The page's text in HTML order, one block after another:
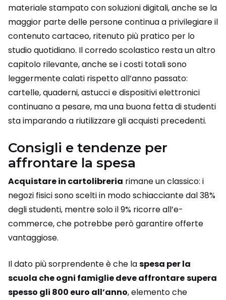
materiale stampato con soluzioni digitali, anche se la
maggior parte delle persone continua a privilegiare il
contenuto cartaceo, ritenuto più pratico per lo
studio quotidiano. Il corredo scolastico resta un altro
capitolo rilevante, anche se i costi totali sono
leggermente calati rispetto all’anno passato:
cartelle, quaderni, astucci e dispositivi elettronici
continuano a pesare, ma una buona fetta di studenti
sta imparando a riutilizzare gli acquisti precedenti.
Consigli e tendenze per
affrontare la spesa
Acquistare in cartolibreria rimane un classico: i
negozi fisici sono scelti in modo schiacciante dal 38%
degli studenti, mentre solo il 9% ricorre all’e-
commerce, che potrebbe però garantire offerte
vantaggiose.
Il dato più sorprendente è che laspesa per la
scuola che ogni famiglie deve affrontaresupera
spesso gli 800 euro all’anno, elemento che